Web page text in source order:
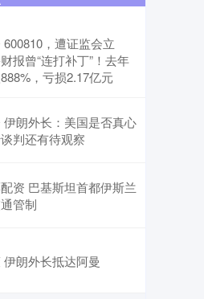
，遭证监会立
报曾“连打补丁”！去年
，亏损2.17亿元
伊朗外长：美国是否真心
判还有待观察
资 巴基斯坦首都伊斯兰
管制
朗外长抵达阿曼